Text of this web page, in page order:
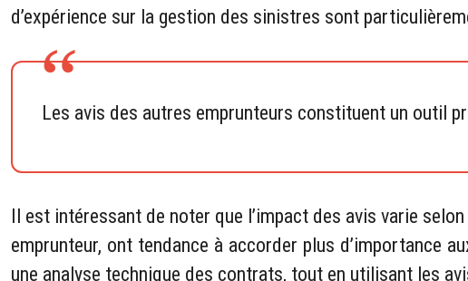
d’expérience sur la gestion des sinistres sont
Les avis des autres emprunteurs constituent un outil
Il est intéressant de noter que l’impact des avis varie
emprunteur, ont tendance à accorder plus d’importance
une analyse technique des contrats, tout en utilisant les